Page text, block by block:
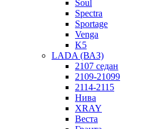
Soul
Spectra
Sportage
Venga
K5
LADA (ВАЗ)
2107 седан
2109-21099
2114-2115
Нива
XRAY
Веста